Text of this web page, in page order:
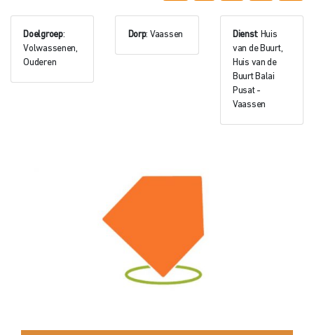
Doelgroep:
Volwassenen,
Ouderen
Dorp: Vaassen Dienst: Huis
van de Buurt,
Huis van de
Buurt Balai
Pusat -
Vaassen